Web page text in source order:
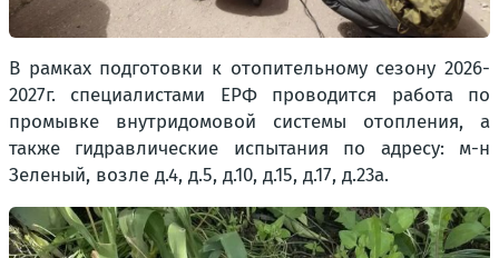
В рамках подготовки к отопительному сезону 2026-
2027г. специалистами ЕРФ проводится работа по
промывке внутридомовой системы отопления, а
также гидравлические испытания по адресу: м-н
Зеленый, возле д.4, д.5, д.10, д.15, д.17, д.23а.